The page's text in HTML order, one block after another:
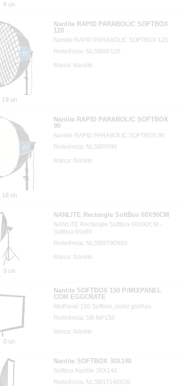
6 un
19 un
Nanlite RAPID PARABOLIC SOFTBOX
120
Nanlite RAPID PARABOLIC SOFTBOX 120
Referência: NLSBRP120
Marca: Nanlite
16 un
Nanlite RAPID PARABOLIC SOFTBOX
90
Nanlite RAPID PARABOLIC SOFTBOX 90
Referência: NLSBRP90
Marca: Nanlite
0 un
NANLITE Rectangle SoftBox 60X90CM
NANLITE Rectangle SoftBox 60X90CM -
Softbox 60x90
Referência: NLSBRT90X60
Marca: Nanlite
0 un
Nanlite SOFTBOX 150 P/MIXPANEL
COM EGGCRATE
MixPanel 150 Softbox, inclui grelhas.
Referência: SB-MP150
Marca: Nanlite
Nanlite SOFTBOX 30X140
Softbox Nanlite 30X140.
Referência: NLSBST140X30